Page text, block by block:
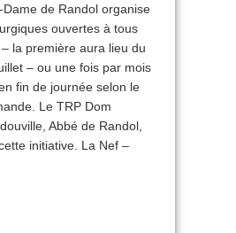
liturgiques
de
Dame de Randol organise
ouvertes à tous
la première aura lieu du
– ou une fois par mois
fin de journée selon le
Le TRP Dom
Abbé de Randol,
initiative. La Nef –